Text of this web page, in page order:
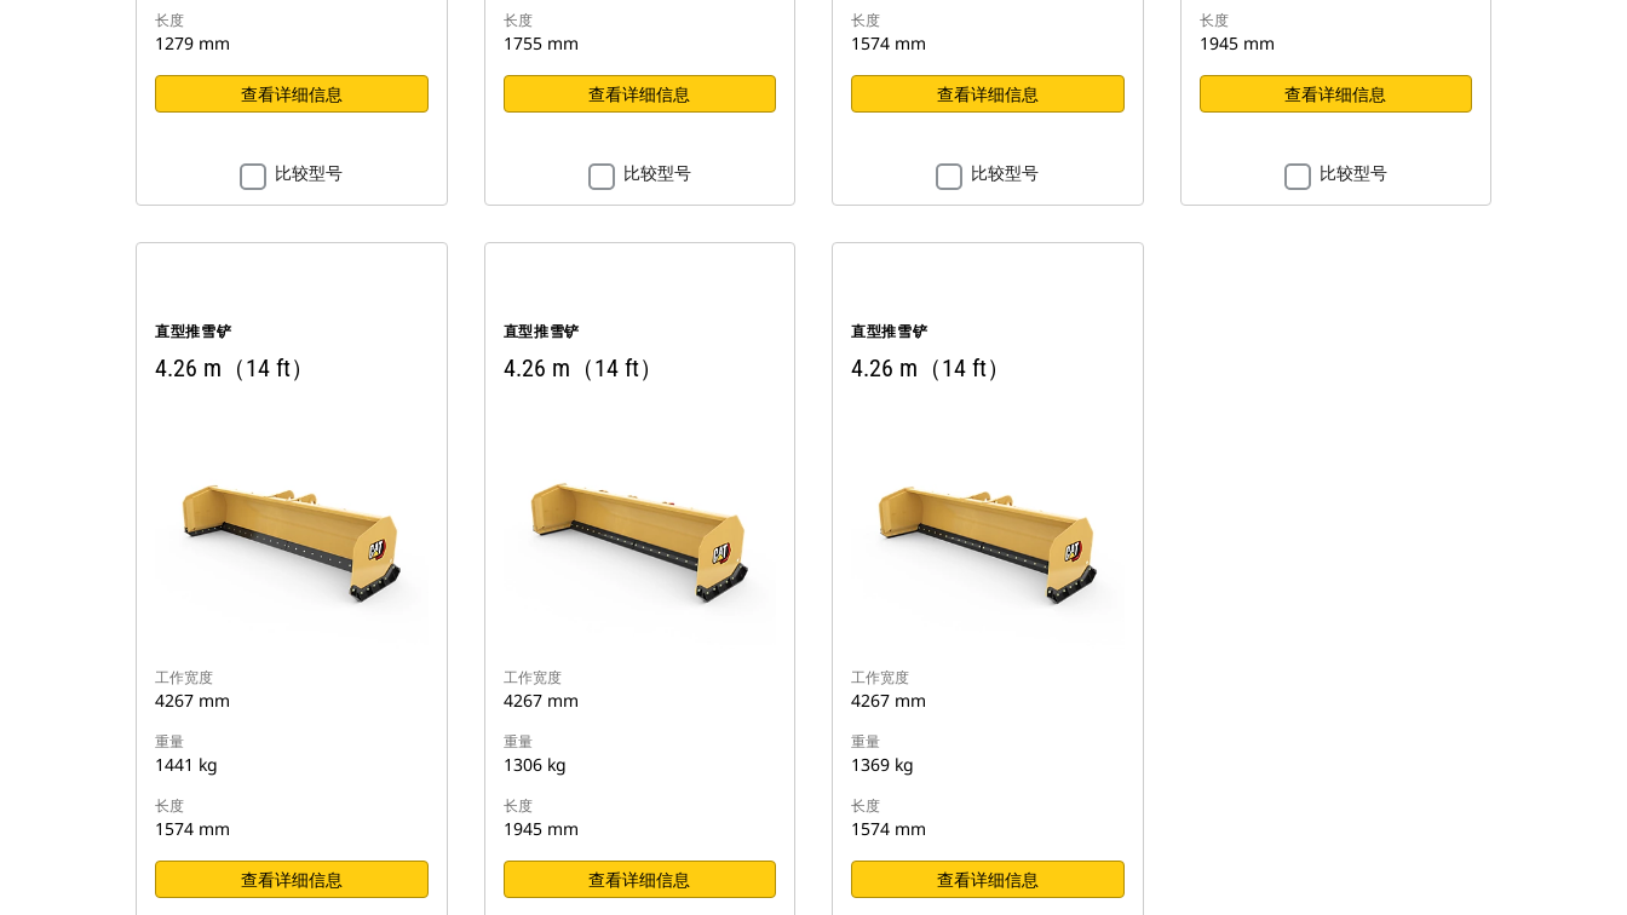
长度
1279 mm
查看详细信息
比较型号
长度
1755 mm
查看详细信息
比较型号
长度
1574 mm
查看详细信息
比较型号
长度
1945 mm
查看详细信息
比较型号
直型推雪铲
4.26 m（14 ft）
工作宽度
4267 mm
重量
1441 kg
长度
1574 mm
查看详细信息
直型推雪铲
4.26 m（14 ft）
工作宽度
4267 mm
重量
1306 kg
长度
1945 mm
查看详细信息
直型推雪铲
4.26 m（14 ft）
工作宽度
4267 mm
重量
1369 kg
长度
1574 mm
查看详细信息